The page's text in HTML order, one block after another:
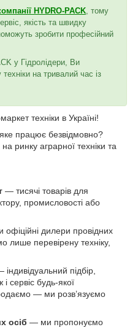
HYDRO-PACK, тому
якість та швидку
зробити професійний
у Гідролідери, Ви
на тривалий час із
техніки в Україні!
працює безвідмовно?
ринку аграрної техніки та
— тисячі товарів для
промисловості або
дилери провідних
лише перевірену техніку,
індивідуальний підбір,
і сервіс будь-якої
— ми розв’язуємо
осіб — ми пропонуємо